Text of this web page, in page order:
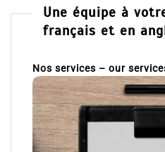
Une équipe à
français et en
Nos services – our